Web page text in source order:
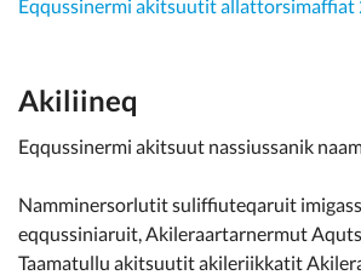
Eqqussinermi akitsuutit allattorsimaffiat
Akiliineq
Eqqussinermi akitsuut nassiussanik
Namminersorlutit suliffiuteqaruit
eqqussiniaruit, Akileraartarnermut
Taamatullu akitsuutit akileriikkatit